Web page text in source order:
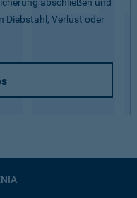
Diebstahl, Verlust oder